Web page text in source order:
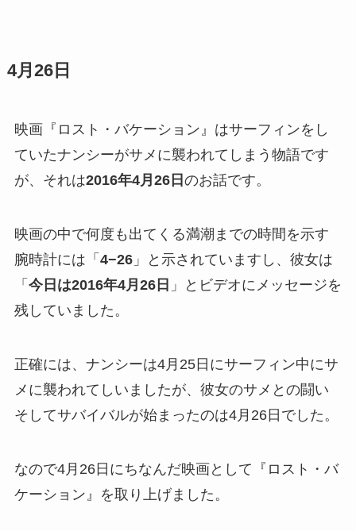
4月26日
映画『ロスト・バケーション』はサーフィンをし
ていたナンシーがサメに襲われてしまう物語です
が、それは2016年4月26日 のお話です。
映画の中で何度も出てくる満潮までの時間を示す
腕時計には「 4−26」と示されていますし、彼女は
「 今日は2016年4月26日 」とビデオにメッセージを
残していました。
正確には、ナンシーは4月25日にサーフィン中にサ
メに襲われてしいましたが、彼女のサメとの闘い
そしてサバイバルが始まったのは4月26日でした。
なので4月26日にちなんだ映画として『ロスト・バ
ケーション』を取り上げました。